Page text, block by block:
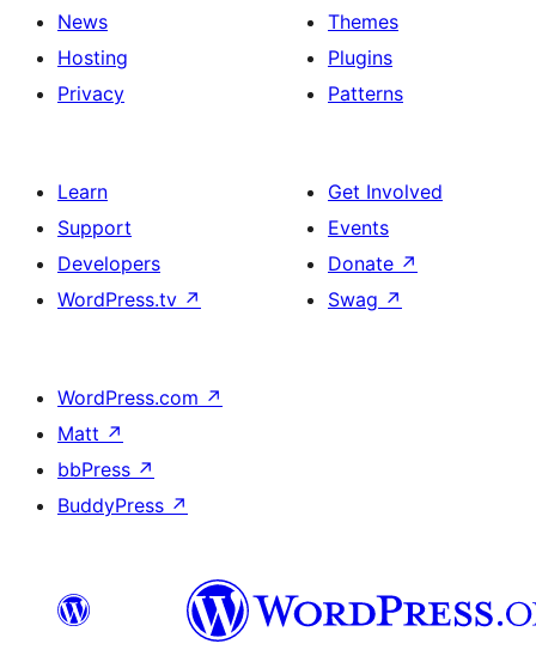
News
Hosting
Privacy
Themes
Plugins
Patterns
Learn
Support
Developers
WordPress.tv ↗
Get Involved
Events
Donate ↗
Swag ↗
WordPress.com ↗
Matt ↗
bbPress ↗
BuddyPress ↗